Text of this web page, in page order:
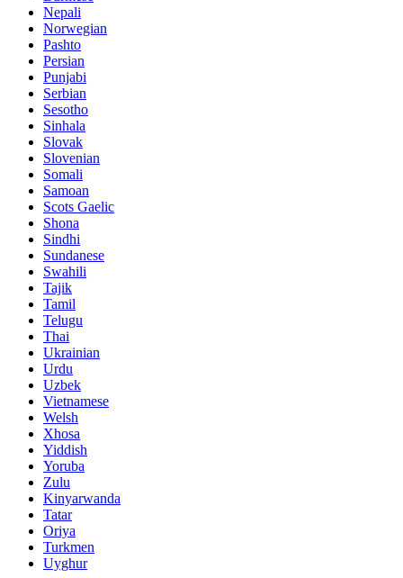
Nepali
Norwegian
Pashto
Persian
Punjabi
Serbian
Sesotho
Sinhala
Slovak
Slovenian
Somali
Samoan
Scots Gaelic
Shona
Sindhi
Sundanese
Swahili
Tajik
Tamil
Telugu
Thai
Ukrainian
Urdu
Uzbek
Vietnamese
Welsh
Xhosa
Yiddish
Yoruba
Zulu
Kinyarwanda
Tatar
Oriya
Turkmen
Uyghur